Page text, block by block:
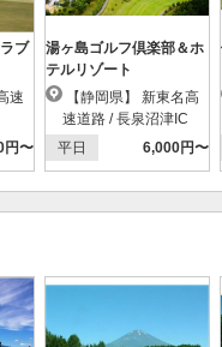
ブ
円〜
湯ヶ島ゴルフ倶楽部＆ホ
テルリゾート
速道路 / 長泉沼津IC
平日
6,000円〜